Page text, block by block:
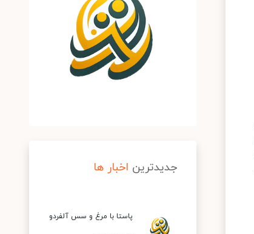
جدیدترین اخبار ها
پاستا با مرغ و سس آلفردو